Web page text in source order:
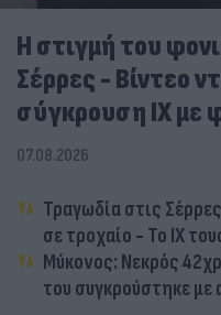
Η στιγμή του
Σέρρες - Βίντεο
σύγκρουση ΙΧ με
07.08.2026
Τραγωδία στις
σε τροχαίο - Το ΙΧ
Μύκονος: Νεκρός
του συγκρούστηκε